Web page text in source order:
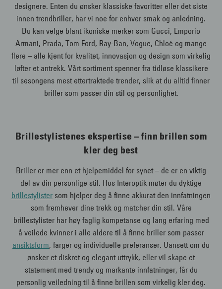
designere. Enten du ønsker klassiske favoritter eller det siste
innen trendbriller, har vi noe for enhver smak og anledning.
Du kan velge blant ikoniske merker som Gucci, Emporio
Armani, Prada, Tom Ford, Ray-Ban, Vogue, Chloé og mange
flere – alle kjent for kvalitet, innovasjon og design som virkelig
løfter et antrekk. Vårt sortiment spenner fra tidløse klassikere
til sesongens mest ettertraktede trender, slik at du alltid finner
briller som passer din stil og personlighet.
Brillestylistenes ekspertise – finn brillen som
kler deg best
Briller er mer enn et hjelpemiddel for synet – de er en viktig
del av din personlige stil. Hos Interoptik møter du dyktige
brillestylister som hjelper deg å finne akkurat den innfatningen
som fremhever dine trekk og matcher din stil. Våre
brillestylister har høy faglig kompetanse og lang erfaring med
å veilede kvinner i alle aldere til å finne briller som passer
ansiktsform, farger og individuelle preferanser. Uansett om du
ønsker et diskret og elegant uttrykk, eller vil skape et
statement med trendy og markante innfatninger, får du
personlig veiledning til å finne brillen som virkelig kler deg.